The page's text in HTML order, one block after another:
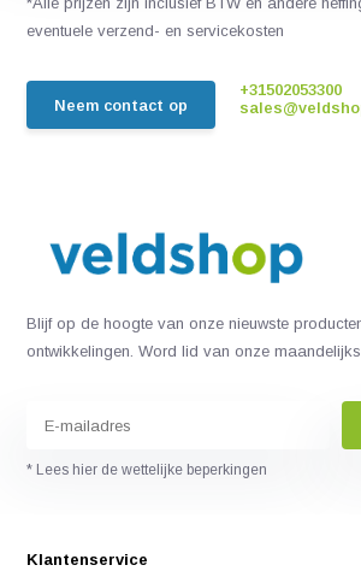
eventuele verzend- en servicekosten
Neem contact op
+31502053300
Blijf op de hoogte van onze nieuwste
ontwikkelingen. Word lid van onze
* Lees hier de wettelijke beperkingen
Klantenservice